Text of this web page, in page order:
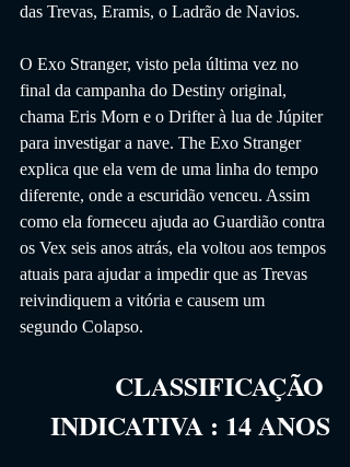
das Trevas, Eramis, o Ladrão de Navios.
O Exo Stranger, visto pela última vez no
final da campanha do Destiny original,
chama Eris Morn e o Drifter à lua de Júpiter
para investigar a nave. The Exo Stranger
explica que ela vem de uma linha do tempo
diferente, onde a escuridão venceu. Assim
como ela forneceu ajuda ao Guardião contra
os Vex seis anos atrás, ela voltou aos tempos
atuais para ajudar a impedir que as Trevas
reivindiquem a vitória e causem um
segundo Colapso.
CLASSIFICAÇÃO
INDICATIVA : 14 ANOS